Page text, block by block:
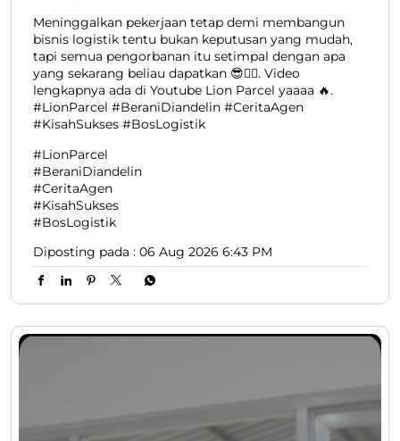
Meninggalkan pekerjaan tetap demi membangun
bisnis logistik tentu bukan keputusan yang mudah,
tapi semua pengorbanan itu setimpal dengan apa
yang sekarang beliau dapatkan 😎👍🏻. Video
lengkapnya ada di Youtube Lion Parcel yaaaa 🔥.
#LionParcel #BeraniDiandelin #CeritaAgen
#KisahSukses #BosLogistik
#LionParcel
#BeraniDiandelin
#CeritaAgen
#KisahSukses
#BosLogistik
Diposting pada : 06 Aug 2026 6:43 PM